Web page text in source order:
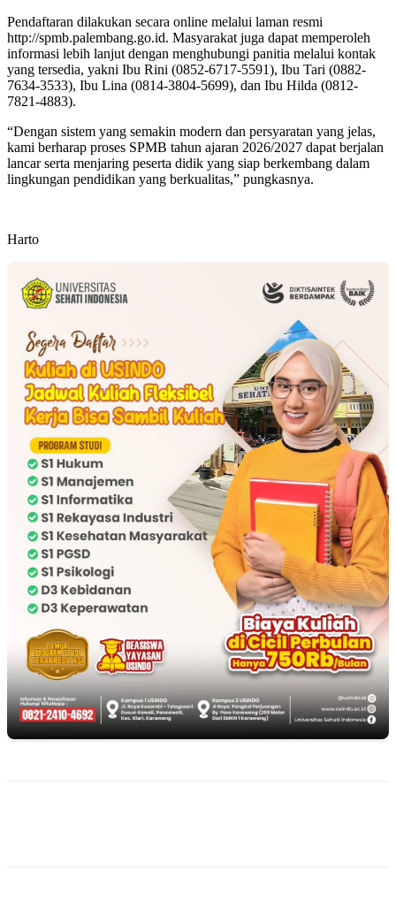
Pendaftaran dilakukan secara online melalui laman resmi
http://spmb.palembang.go.id. Masyarakat juga dapat memperoleh
informasi lebih lanjut dengan menghubungi panitia melalui kontak
yang tersedia, yakni Ibu Rini (0852-6717-5591), Ibu Tari (0882-
7634-3533), Ibu Lina (0814-3804-5699), dan Ibu Hilda (0812-
7821-4883).
“Dengan sistem yang semakin modern dan persyaratan yang jelas,
kami berharap proses SPMB tahun ajaran 2026/2027 dapat berjalan
lancar serta menjaring peserta didik yang siap berkembang dalam
lingkungan pendidikan yang berkualitas,” pungkasnya.
Harto